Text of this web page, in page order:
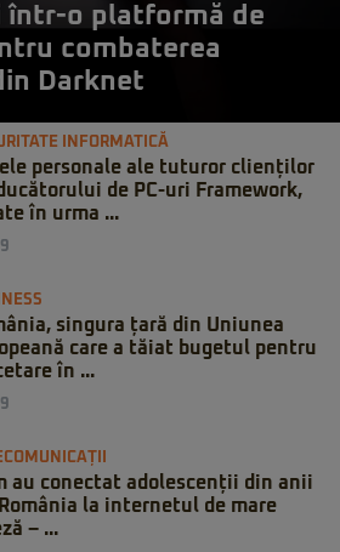
într-o platformă de
combaterea
Darknet
INFORMATICĂ
personale ale tuturor clienților
de PC-uri Framework,
în urma ...
singura țară din Uniunea
care a tăiat bugetul pentru
în ...
au conectat adolescenții din anii
România la internetul de mare
– ...